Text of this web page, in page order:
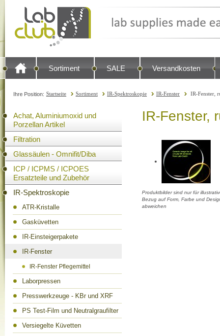
Sortiment SALE Versandkosten
Ihre Position: Startseite Sortiment IR-Spektroskopie IR-Fenster IR-Fenster,
Achat, Aluminiumoxid und
Porzellan Artikel
Filtration
Glassäulen - Omnifit/Diba
ICP / ICPMS / ICPOES
Ersatzteile und Zubehör
IR-Spektroskopie
ATR-Kristalle
Gasküvetten
IR-Einsteigerpakete
IR-Fenster
IR-Fenster Pflegemittel
Laborpressen
Presswerkzeuge - KBr und XRF
PS Test-Film und Neutralgraufilter
Versiegelte Küvetten
IR-Fenster,
Produktbilder sind nur für
Bezug auf Form, Farbe und
abweichen